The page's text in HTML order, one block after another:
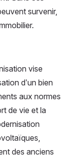
survenir,
vise
d’un bien
aux normes
de vie et la
des anciens